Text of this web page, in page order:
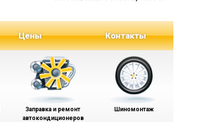
Цены Контакты
Заправка и ремонт
автокондиционеров
Шиномонтаж